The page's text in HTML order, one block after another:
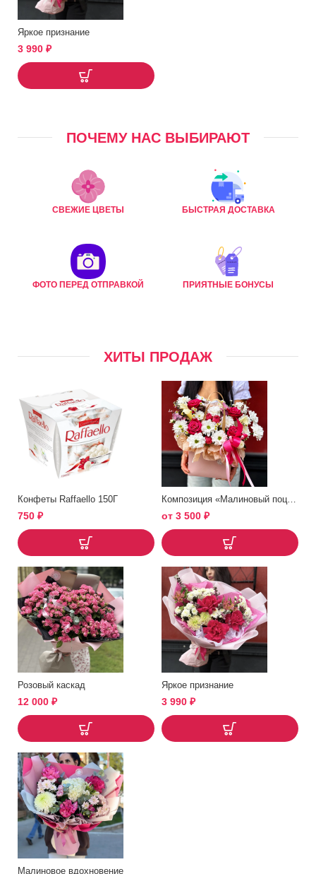
Яркое признание
3 990 ₽
ПОЧЕМУ НАС ВЫБИРАЮТ
СВЕЖИЕ ЦВЕТЫ БЫСТРАЯ ДОСТАВКА
ФОТО ПЕРЕД ОТПРАВКОЙ ПРИЯТНЫЕ БОНУСЫ
ХИТЫ ПРОДАЖ
Конфеты Raffaello 150Г
750 ₽ от 3 500 ₽
Розовый каскад
12 000 ₽
Яркое признание
3 990 ₽
Малиновое вдохновение